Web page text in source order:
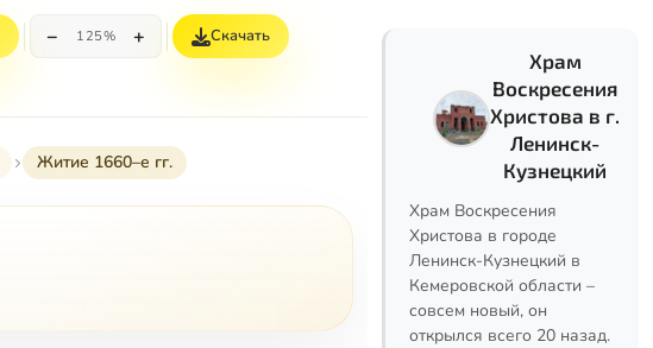
− 125% + Скачать
Житие 1660–е гг.
Храм
Воскресения
Христова в г.
Ленинск-
Кузнецкий
Храм Воскресения
Христова в городе
Ленинск-Кузнецкий в
Кемеровской области –
совсем новый, он
открылся всего 20 назад.